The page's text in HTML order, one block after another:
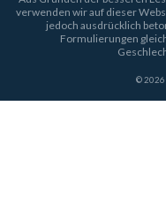
verwenden wir auf dieser
jedoch ausdrücklich
Formulierungen
© 2026